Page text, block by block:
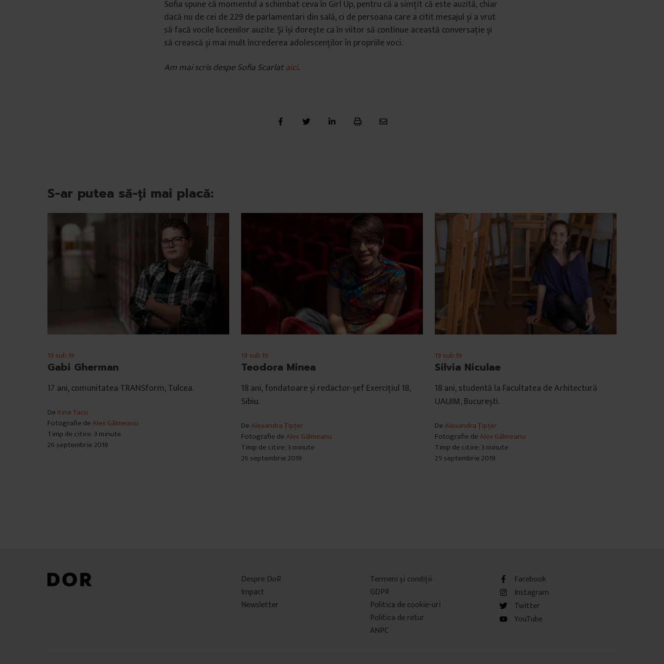
Sofia spune că momentul a schimbat ceva în Girl Up, pentru că a simțit că este auzită, chiar
dacă nu de cei de 229 de parlamentari din sală, ci de persoana care a citit mesajul și a vrut
să facă vocile liceenilor auzite. Și își dorește ca în viitor să continue această conversație și
să crească și mai mult încrederea adolescenților în propriile voci.
Am mai scris despe Sofia Scarlataici.
S-ar putea să-ți mai placă:
19 sub 19
Gabi Gherman
17 ani, comunitatea TRANSform, Tulcea.
De Irina Tacu
Fotografie deAlex Gâlmeanu
Timp de citire: 3 minute
26 septembrie 2019
19 sub 19
Teodora Minea
18 ani, fondatoare și redactor-șef Exercițiul 18,
Sibiu.
DeAlexandra Țipțer
Fotografie deAlex Gâlmeanu
Timp de citire: 3 minute
26 septembrie 2019
19 sub 19
Silvia Niculae
18 ani, studentă la Facultatea de Arhitectură
UAUIM, București.
DeAlexandra Țipțer
Fotografie deAlex Gâlmeanu
Timp de citire: 3 minute
25 septembrie 2019
Despre DoR
Impact
Newsletter
Termeni şi condiţii
GDPR
Politica de cookie-uri
Politica de retur
ANPC
Facebook
Instagram
Twitter
YouTube